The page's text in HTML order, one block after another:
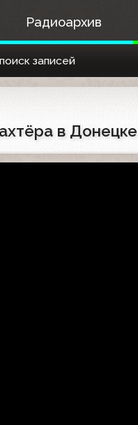
Радиоархив
записей
в Донецке